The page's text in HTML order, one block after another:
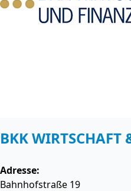
BKK WIRTSCHAFT
Adresse:
Bahnhofstraße 19